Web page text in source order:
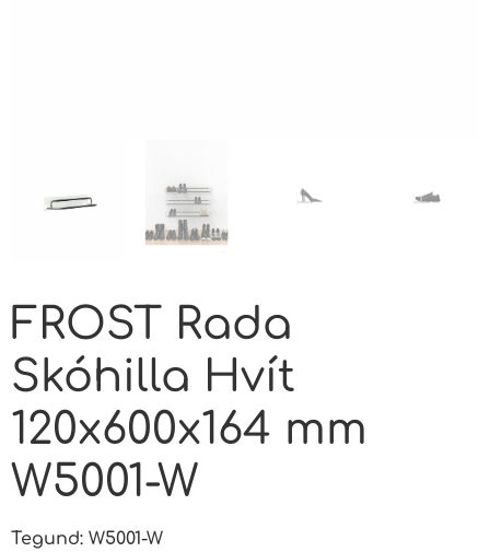
FROST Rada
Skóhilla Hvít
120x600x164 mm
W5001-W
Tegund: W5001-W